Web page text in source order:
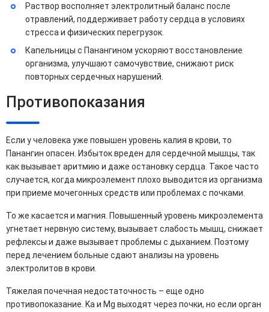
Раствор восполняет электролитный баланс после
отравлений, поддерживает работу сердца в условиях
стресса и физических перегрузок.
Капельницы с Панангином ускоряют восстановление
организма, улучшают самочувствие, снижают риск
повторных сердечных нарушений.
Противопоказания
Если у человека уже повышен уровень калия в крови, то
Панангин опасен. Избыток вреден для сердечной мышцы, так
как вызывает аритмию и даже остановку сердца. Такое часто
случается, когда микроэлемент плохо выводится из организма
при приеме мочегонных средств или проблемах с почками.
То же касается и магния. Повышенный уровень микроэлемента
угнетает нервную систему, вызывает слабость мышц, снижает
рефлексы и даже вызывает проблемы с дыханием. Поэтому
перед лечением больные сдают анализы на уровень
электролитов в крови.
Тяжелая почечная недостаточность – еще одно
противопоказание. Ka и Mg выходят через почки, но если орган